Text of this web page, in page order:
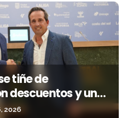
tiñe de
descuentos y una
al Málaga CF
2026